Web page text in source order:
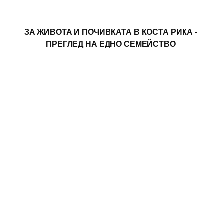
ЗА ЖИВОТА И ПОЧИВКАТА В КОСТА РИКА -
ПРЕГЛЕД НА ЕДНО СЕМЕЙСТВО